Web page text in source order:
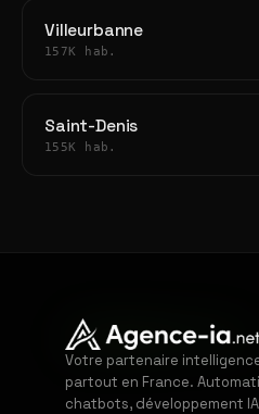
Villeurbanne
157K hab.
Saint-Denis
155K hab.
Votre partenaire
partout en France.
chatbots, développement